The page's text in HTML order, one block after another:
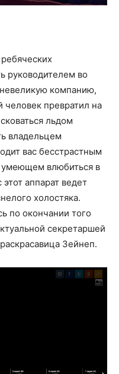
руководителем во
компанию,
превратил на
льдом
владельцем
вас бесстрастным
умеющем влюбиться в
аппарат ведет
холостяка.
по окончании того
секретаршей
Зейнеп.